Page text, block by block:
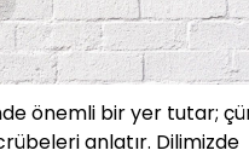
önemli bir yer tutar;
anlatır. Dilimizde